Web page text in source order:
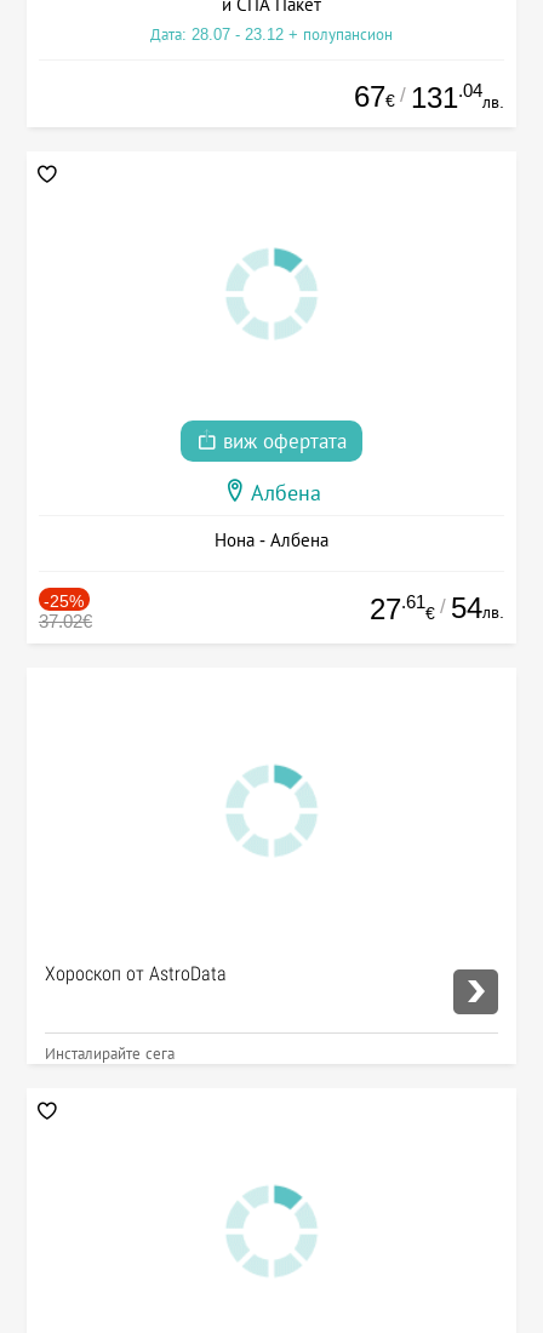
Дата: 28.07 - 23.12 + полупансион
67€ / 131.04
лв.
виж офертата
Албена
Нона - Албена
-25%
37.02€ 27.61
€ / 54лв.
Хороскоп от AstroData
Инсталирайте сега